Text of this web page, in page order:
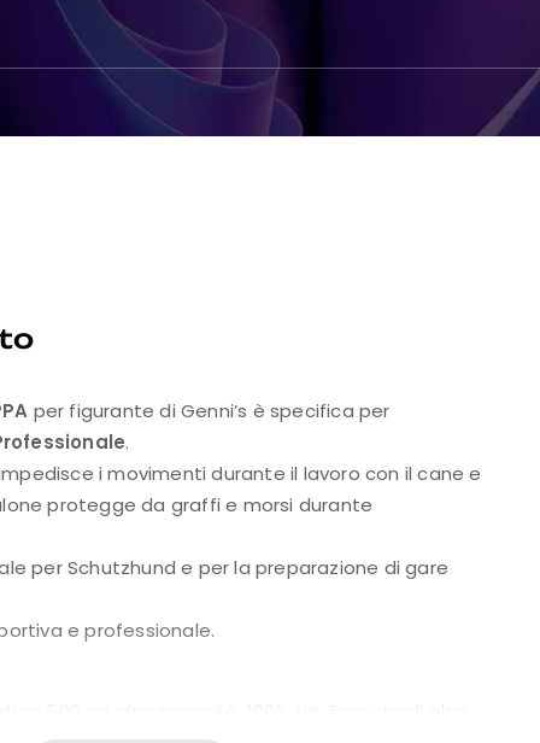
per figurante di Genni’s è specifica per
.
i movimenti durante il lavoro con il cane e
protegge da graffi e morsi durante
per Schutzhund e per la preparazione di gare
e professionale.